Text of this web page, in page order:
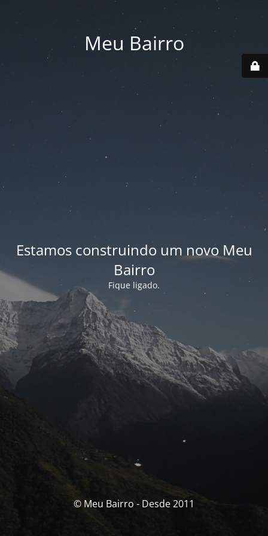
Meu Bairro
Estamos construindo um novo Meu
Bairro
Fique ligado.
© Meu Bairro - Desde 2011